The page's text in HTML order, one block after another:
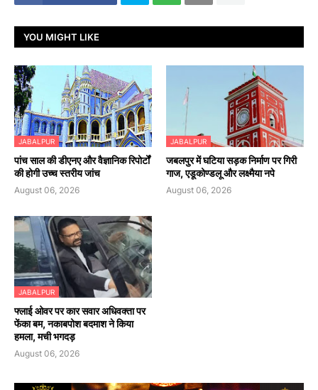
YOU MIGHT LIKE
JABALPUR
पांच साल की डीएनए और वैज्ञानिक रिपोर्टों
की होगी उच्च स्तरीय जांच
August 06, 2026
JABALPUR
जबलपुर में घटिया सड़क निर्माण पर गिरी
गाज, एडूकोण्डलू और लक्ष्मैया नपे
August 06, 2026
JABALPUR
फ्लाई ओवर पर कार सवार अधिवक्ता पर
फेंका बम, नकाबपोश बदमाश ने किया
हमला, मची भगदड़
August 06, 2026